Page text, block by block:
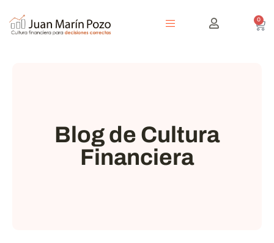
0
Blog de Cultura
Financiera